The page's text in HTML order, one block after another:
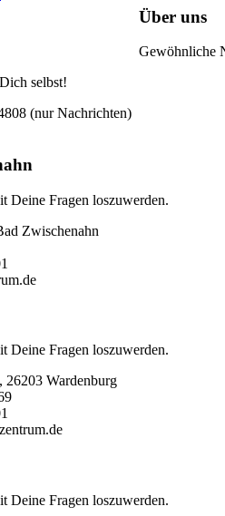
Über uns
Gewöhnliche
selbst!
(nur Nachrichten)
Deine Fragen loszuwerden.
Zwischenahn
Deine Fragen loszuwerden.
26203 Wardenburg
Deine Fragen loszuwerden.